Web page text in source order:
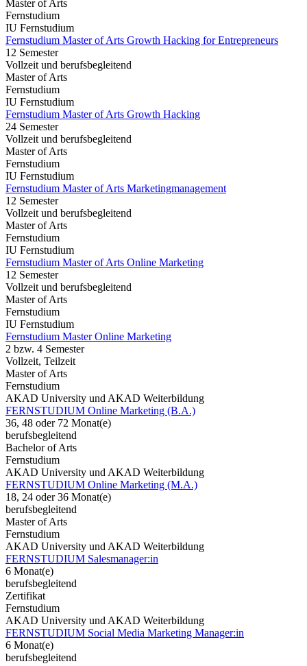
Master of Arts
Fernstudium
IU Fernstudium
Fernstudium Master of Arts Growth Hacking for Entrepreneurs
12 Semester
Vollzeit und berufsbegleitend
Master of Arts
Fernstudium
IU Fernstudium
Fernstudium Master of Arts Growth Hacking
24 Semester
Vollzeit und berufsbegleitend
Master of Arts
Fernstudium
IU Fernstudium
Fernstudium Master of Arts Marketingmanagement
12 Semester
Vollzeit und berufsbegleitend
Master of Arts
Fernstudium
IU Fernstudium
Fernstudium Master of Arts Online Marketing
12 Semester
Vollzeit und berufsbegleitend
Master of Arts
Fernstudium
IU Fernstudium
Fernstudium Master Online Marketing
2 bzw. 4 Semester
Vollzeit, Teilzeit
Master of Arts
Fernstudium
AKAD University und AKAD Weiterbildung
FERNSTUDIUM Online Marketing (B.A.)
36, 48 oder 72 Monat(e)
berufsbegleitend
Bachelor of Arts
Fernstudium
AKAD University und AKAD Weiterbildung
FERNSTUDIUM Online Marketing (M.A.)
18, 24 oder 36 Monat(e)
berufsbegleitend
Master of Arts
Fernstudium
AKAD University und AKAD Weiterbildung
FERNSTUDIUM Salesmanager:in
6 Monat(e)
berufsbegleitend
Zertifikat
Fernstudium
AKAD University und AKAD Weiterbildung
FERNSTUDIUM Social Media Marketing Manager:in
6 Monat(e)
berufsbegleitend